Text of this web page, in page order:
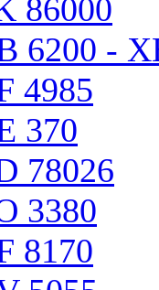
86000
6200 -
4985
370
78026
3380
8170